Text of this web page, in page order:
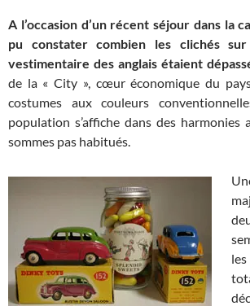
A l’occasion d’un récent séjour dans la
pu constater combien les clichés
vestimentaire des anglais étaient
de la « City », cœur économique du
costumes aux couleurs
population s’affiche dans des harmonies
sommes pas habitués.